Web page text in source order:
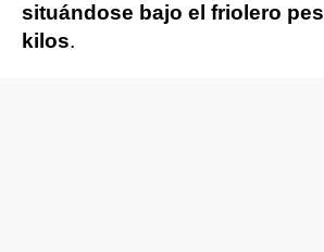
situándose bajo el friolero
kilos.